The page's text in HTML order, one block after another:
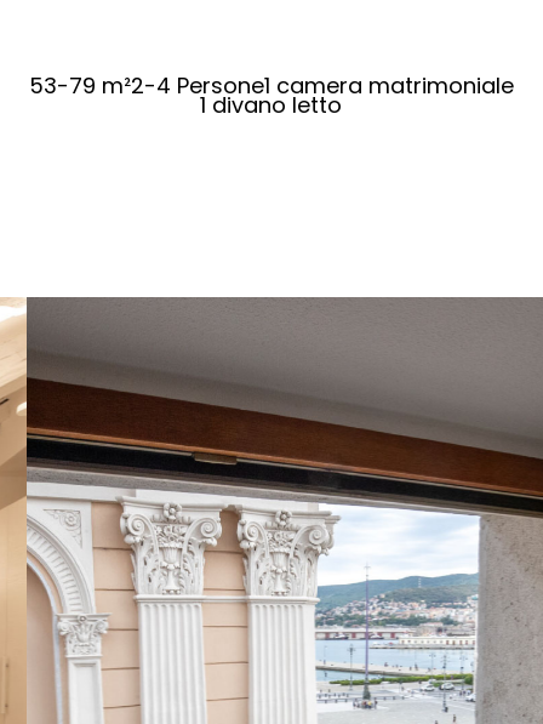
53-79 m²2-4 Persone1 camera matrimoniale
1 divano letto